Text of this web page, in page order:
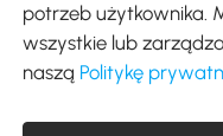
potrzeb użytkownika.
wszystkie lub
naszą Politykę